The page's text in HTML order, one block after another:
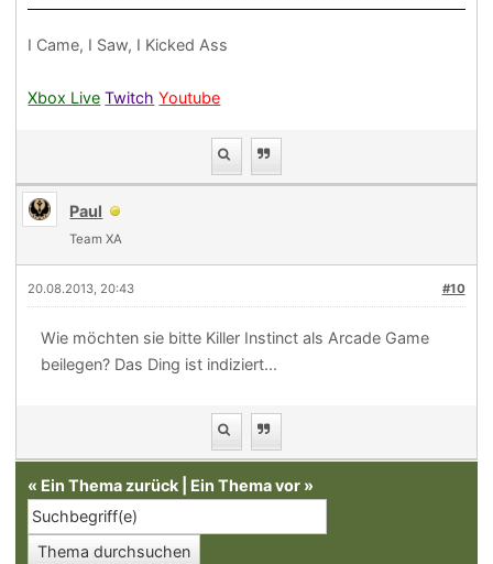
I Came, I Saw, I Kicked Ass
Xbox Live Twitch Youtube
Paul
Team XA
#10
20.08.2013, 20:43
Wie möchten sie bitte Killer Instinct als Arcade Game
beilegen? Das Ding ist indiziert...
« Ein Thema zurück Ein Thema vor »